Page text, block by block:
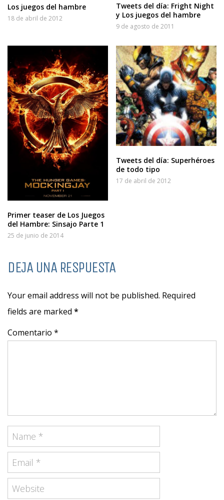
Los juegos del hambre
18 de abril de 2012
Tweets del día: Fright Night
y Los juegos del hambre
9 de agosto de 2011
Primer teaser de Los Juegos
del Hambre: Sinsajo Parte 1
25 de junio de 2014
Tweets del día: Superhéroes
de todo tipo
17 de abril de 2012
DEJA UNA RESPUESTA
Your email address will not be published. Required
fields are marked *
Comentario *